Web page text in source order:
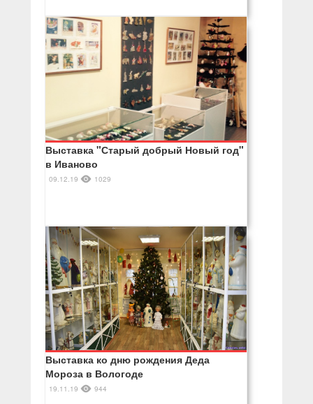
Выставка "Старый добрый Новый год"
в Иваново
09.12.19 1029
Выставка ко дню рождения Деда
Мороза в Вологоде
19.11.19 944